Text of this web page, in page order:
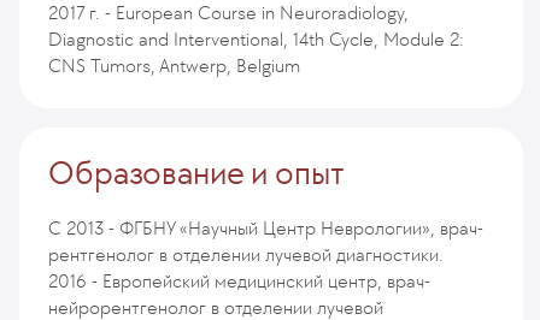
2017 г. - European Course in Neuroradiology,
Diagnostic and Interventional, 14th Cycle, Module 2:
CNS Tumors, Antwerp, Belgium
Образование и опыт
C 2013 - ФГБНУ «Научный Центр Неврологии», врач-
рентгенолог в отделении лучевой диагностики.
2016 - Европейский медицинский центр, врач-
нейрорентгенолог в отделении лучевой